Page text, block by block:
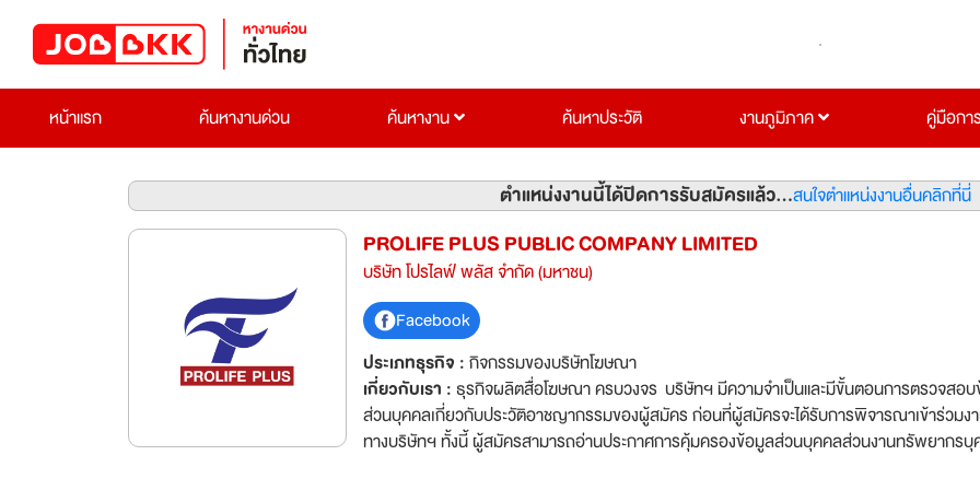
หน้าแรก ค้นหางานด่วน ค้นหางาน ค้นหาประวัติ งานภูมิภาค คู่มือกา
ตำแหน่งงานนี้ได้ปิดการรับสมัครแล้ว...สนใจตำแหน่งงานอื่นคลิกที่นี่
PROLIFE PLUS PUBLIC COMPANY LIMITED
บริษัท โปรไลฟ์ พลัส จำกัด (มหาชน)
Facebook
ประเภทธุรกิจ :กิจกรรมของบริษัทโฆษณา
เกี่ยวกับเรา : ธุรกิจผลิตสื่อโฆษณา ครบวงจร บริษัทฯ มีความจำเป็นและมีขั้นตอนการตรวจสอบข้อมูล
ส่วนบุคคลเกี่ยวกับประวัติอาชญากรรมของผู้สมัคร ก่อนที่ผู้สมัครจะได้รับการพิจารณาเข้าร่วมง
ทางบริษัทฯ ทั้งนี้ ผู้สมัครสามารถอ่านประกาศการคุ้มครองข้อมูลส่วนบุคคลส่วนงานทรัพยากร